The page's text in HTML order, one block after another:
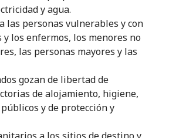
y agua.
las personas vulnerables y con
y los enfermos, los menores no
las personas mayores y las
gozan de libertad de
de alojamiento, higiene,
y de protección y
a los sitios de destino y